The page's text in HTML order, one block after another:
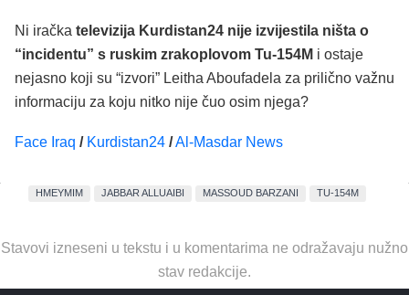
Ni iračka televizija Kurdistan24 nije izvijestila ništa o
“incidentu” s ruskim zrakoplovom Tu-154M i ostaje
nejasno koji su “izvori” Leitha Aboufadela za prilično važnu
informaciju za koju nitko nije čuo osim njega?
Face Iraq /Kurdistan24 /Al-Masdar News
HMEYMIM JABBAR ALLUAIBI MASSOUD BARZANI TU-154M
Stavovi izneseni u tekstu i u komentarima ne odražavaju nužno
stav redakcije.